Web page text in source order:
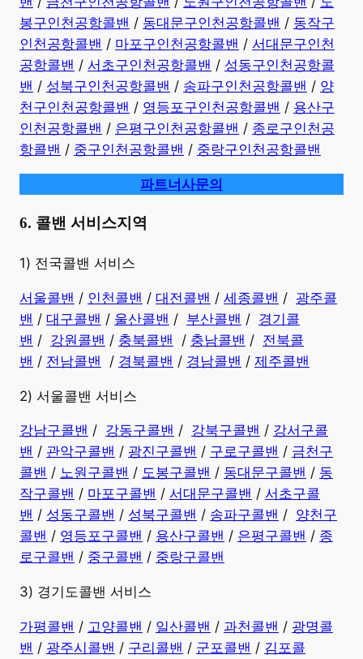
봉구인천공항콜밴 / 동대문구인천공항콜밴 / 동작구
인천공항콜밴 / 마포구인천공항콜밴 / 서대문구인천
공항콜밴 / 서초구인천공항콜밴 / 성동구인천공항콜
밴 / 성북구인천공항콜밴 / 송파구인천공항콜밴 / 양
천구인천공항콜밴 / 영등포구인천공항콜밴 / 용산구
인천공항콜밴 / 은평구인천공항콜밴 / 종로구인천공
항콜밴 / 중구인천공항콜밴 / 중랑구인천공항콜밴
파트너사문의
6. 콜밴 서비스지역
​1) 전국콜밴 서비스
서울콜밴 / 인천콜밴 / 대전콜밴 / 세종콜밴 / 광주콜
밴 / 대구콜밴 / 울산콜밴 / 부산콜밴 / 경기콜
밴 / 강원콜밴 / 충북콜밴 / 충남콜밴 / 전북콜
밴 / 전남콜밴 / 경북콜밴 / 경남콜밴 ​ / 제주콜밴
2) 서울콜밴 서비스
강남구콜밴 / 강동구콜밴 / 강북구콜밴 / 강서구콜
밴 / 관악구콜밴 / 광진구콜밴 / 구로구콜밴 / 금천구
콜밴 / 노원구콜밴 / 도봉구콜밴 / 동대문구콜밴 / 동
작구콜밴 / 마포구콜밴 / 서대문구콜밴 / 서초구콜
밴 / 성동구콜밴 / 성북구콜밴 / 송파구콜밴 / 양천구
콜밴 / 영등포구콜밴 / 용산구콜밴 / 은평구콜밴 / 종
로구콜밴 / 중구콜밴 / 중랑구콜밴
3) 경기도콜밴 서비스
가평콜밴 / 고양콜밴 / 일산콜밴 / 과천콜밴 / 광명콜
밴 / 광주시콜밴 / 구리콜밴 / 군포콜밴 / 김포콜